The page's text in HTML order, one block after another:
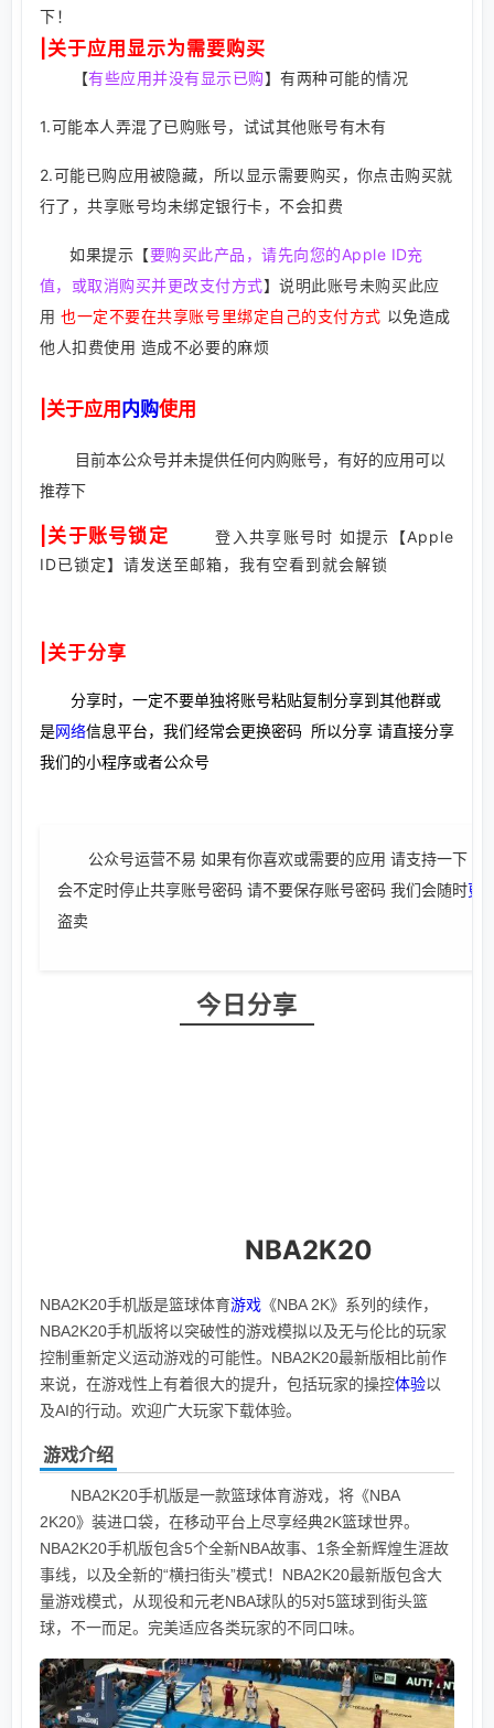
下！
|关于应用显示为需要购买
【有些应用并没有显示已购】有两种可能的情况
1.可能本人弄混了已购账号，试试其他账号有木有
2.可能已购应用被隐藏，所以显示需要购买，你点击购买就
行了，共享账号均未绑定银行卡，不会扣费
如果提示 【要购买此产品，请先向您的Apple ID充
值，或取消购买并更改支付方式】说明此账号未购买此应
用 也一定不要在共享账号里绑定自己的支付方式 以免造成
他人扣费使用 造成不必要的麻烦
|关于应用内购使用
目前本公众号并未提供任何内购账号，有好的应用可以
推荐下
|关于账号锁定 登入共享账号时 如提示【Apple
ID已锁定】请发送至邮箱，我有空看到就会解锁
|关于分享
分享时，一定不要单独将账号粘贴复制分享到其他群或
是网络信息平台，我们经常会更换密码 所以分享 请直接分享
我们的小程序或者公众号
公众号运营不易 如果有你喜欢或需要的应用 请支持一下 如
会不定时停止共享账号密码 请不要保存账号密码 我们会随时更
盗卖
今日分享
NBA2K20
NBA2K20手机版是篮球体育游戏 《NBA 2K》系列的续作，
NBA2K20手机版将以突破性的游戏模拟以及无与伦比的玩家
控制重新定义运动游戏的可能性。NBA2K20最新版相比前作
来说，在游戏性上有着很大的提升，包括玩家的操控体验以
及AI的行动。欢迎广大玩家下载体验。
游戏介绍
NBA2K20手机版是一款篮球体育游戏，将《NBA
2K20》装进口袋，在移动平台上尽享经典2K篮球世界。
NBA2K20手机版包含5个全新NBA故事、1条全新辉煌生涯故
事线，以及全新的“横扫街头”模式！NBA2K20最新版包含大
量游戏模式，从现役和元老NBA球队的5对5篮球到街头篮
球，不一而足。完美适应各类玩家的不同口味。